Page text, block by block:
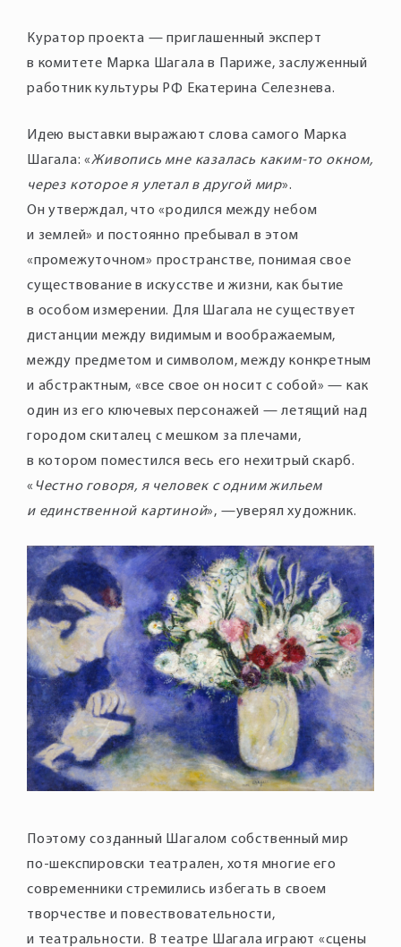
Куратор проекта — приглашенный эксперт
в комитете Марка Шагала в Париже, заслуженный
работник культуры РФ Екатерина Селезнева.
Идею выставки выражают слова самого Марка
Шагала: «Живопись мне казалась каким-то окном,
через которое я улетал в другой мир».
Он утверждал, что «родился между небом
и землей» и постоянно пребывал в этом
«промежуточном» пространстве, понимая свое
существование в искусстве и жизни, как бытие
в особом измерении. Для Шагала не существует
дистанции между видимым и воображаемым,
между предметом и символом, между конкретным
и абстрактным, «все свое он носит с собой» — как
один из его ключевых персонажей — летящий над
городом скиталец с мешком за плечами,
в котором поместился весь его нехитрый скарб.
« Честно говоря, я человек с одним жильем
и единственной картиной», —уверял художник.
Поэтому созданный Шагалом собственный мир
по-шекспировски театрален, хотя многие его
современники стремились избегать в своем
творчестве и повествовательности,
и театральности. В театре Шагала играют «сцены